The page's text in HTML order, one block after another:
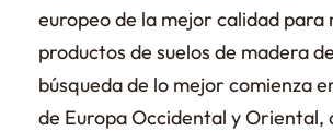
europeo de la mejor calidad para
productos de suelos de madera
búsqueda de lo mejor comienza
de Europa Occidental y Oriental,